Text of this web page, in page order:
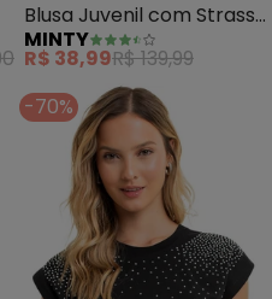
Blusa Juvenil com Strass
Manga Longa (Preto)
MINTY
R$ 38,99R$ 139,99
-70%